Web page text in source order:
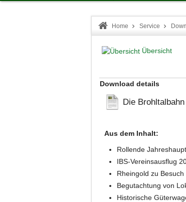
Home Service
Übersicht
Download details
Die
Aus dem Inhalt:
Rollende
IBS-Vereinsausflug
Rheingold zu
Begutachtung von
Historische